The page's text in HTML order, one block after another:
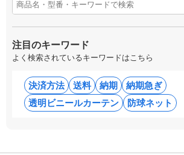
注目のキーワード
よく検索されているキーワードはこちら
決済方法 送料 納期
納期急ぎ
透明ビニールカーテン
防球ネット